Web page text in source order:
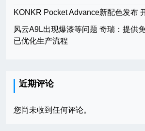
KONKR Pocket Advance新配色发布
风云A9L出现爆漆等问题 奇瑞：提供
已优化生产流程
近期评论
您尚未收到任何评论。